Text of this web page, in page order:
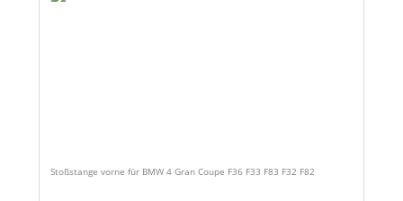
Stoßstange vorne für BMW 4 Gran Coupe F36 F33 F83 F32 F82